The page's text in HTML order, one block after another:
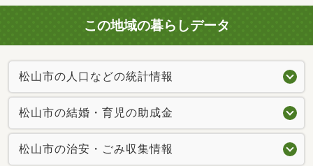
この地域の暮らしデータ
松山市の人口などの統計情報
松山市の結婚・育児の助成金
松山市の治安・ごみ収集情報